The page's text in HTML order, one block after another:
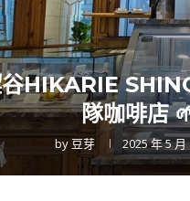
HIKARIE
隊咖啡店
by 豆芽 2025 年 5 月